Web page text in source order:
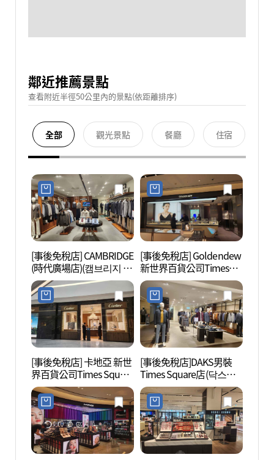
鄰近推薦景點
查看附近半徑50公里內的景點(依距離排序)
全部 觀光景點 餐廳 住宿
[事後免稅店] CAMBRIDGE
(時代廣場店)(캠브리지 타
임스퀘어점)
[事後免稅店] Goldendew
新世界百貨公司Times
Square店(골든듀 신세계
백화점 타임스퀘어점)
[事後免稅店] 卡地亞 新世
界百貨公司Times Square
店(까르띠에 신세계백화
점 타임스퀘어점)
[事後免稅店]DAKS男裝
Times Square店(닥스남
성 타임스퀘어점)